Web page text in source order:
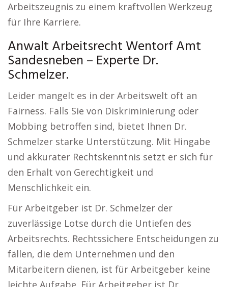
Arbeitszeugnis zu einem kraftvollen Werkzeug
für Ihre Karriere.
Anwalt Arbeitsrecht Wentorf Amt
Sandesneben – Experte Dr.
Schmelzer.
Leider mangelt es in der Arbeitswelt oft an
Fairness. Falls Sie von Diskriminierung oder
Mobbing betroffen sind, bietet Ihnen Dr.
Schmelzer starke Unterstützung. Mit Hingabe
und akkurater Rechtskenntnis setzt er sich für
den Erhalt von Gerechtigkeit und
Menschlichkeit ein.
Für Arbeitgeber ist Dr. Schmelzer der
zuverlässige Lotse durch die Untiefen des
Arbeitsrechts. Rechtssichere Entscheidungen zu
fällen, die dem Unternehmen und den
Mitarbeitern dienen, ist für Arbeitgeber keine
leichte Aufgabe. Für Arbeitgeber ist Dr.